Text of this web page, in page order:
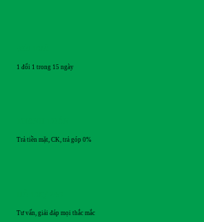
1 đổi 1 trong 15 ngày
Trả tiền mặt, CK, trả góp 0%
Tư vấn, giải đáp mọi thắc mắc